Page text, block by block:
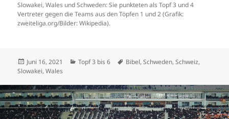
Slowakei, Wales und Schweden: Sie punkteten als Topf 3 und 4
Vertreter gegen die Teams aus den Töpfen 1 und 2 (Grafik:
zweiteliga.org/Bilder: Wikipedia).
Veröffentlicht
am
Juni 16, 2021 Kategorien
Topf 3 bis 6 Schlagwörter
Bibel,Schweden,Schweiz,
Slowakei,Wales